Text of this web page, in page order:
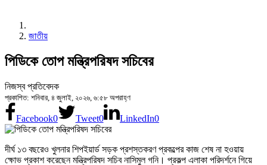
জাতীয়
পিডিকে তোপ মন্ত্রিপরিষদ সচিবের
নিজস্ব প্রতিবেদক
প্রকাশিত: শনিবার, ৪ জুলাই, ২০২৬, ৬:৫৮ অপরাহ্ণ
Facebook0 Tweet0 LinkedIn0
দীর্ঘ ১৩ বছরেও খুলনার শিপইয়ার্ড সড়ক প্রশস্তকরণ প্রকল্পের কাজ শেষ না হওয়ায়
ক্ষোভ প্রকাশ করেছেন মন্ত্রিপরিষদ সচিব নাসিমুল গনি। প্রকল্প এলাকা পরিদর্শনে গিয়ে